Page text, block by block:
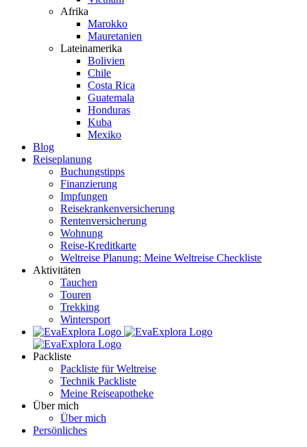
Afrika
Marokko
Mauretanien
Lateinamerika
Bolivien
Chile
Costa Rica
Guatemala
Honduras
Kuba
Mexiko
Blog
Reiseplanung
Buchungstipps
Finanzierung
Impfungen
Reisekrankenversicherung
Rentenversicherung
Wohnung
Reise-Kreditkarte
Weltreise Planung: Meine Weltreise Checkliste
Aktivitäten
Tauchen
Touren
Trekking
Wintersport
Packliste
Packliste für Weltreise
Technik Packliste
Meine Reiseapotheke
Über mich
Über mich
Persönliches